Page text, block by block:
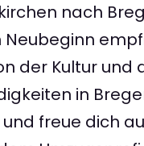
nach
Neubeginn
der Kultur und
in
freue dich